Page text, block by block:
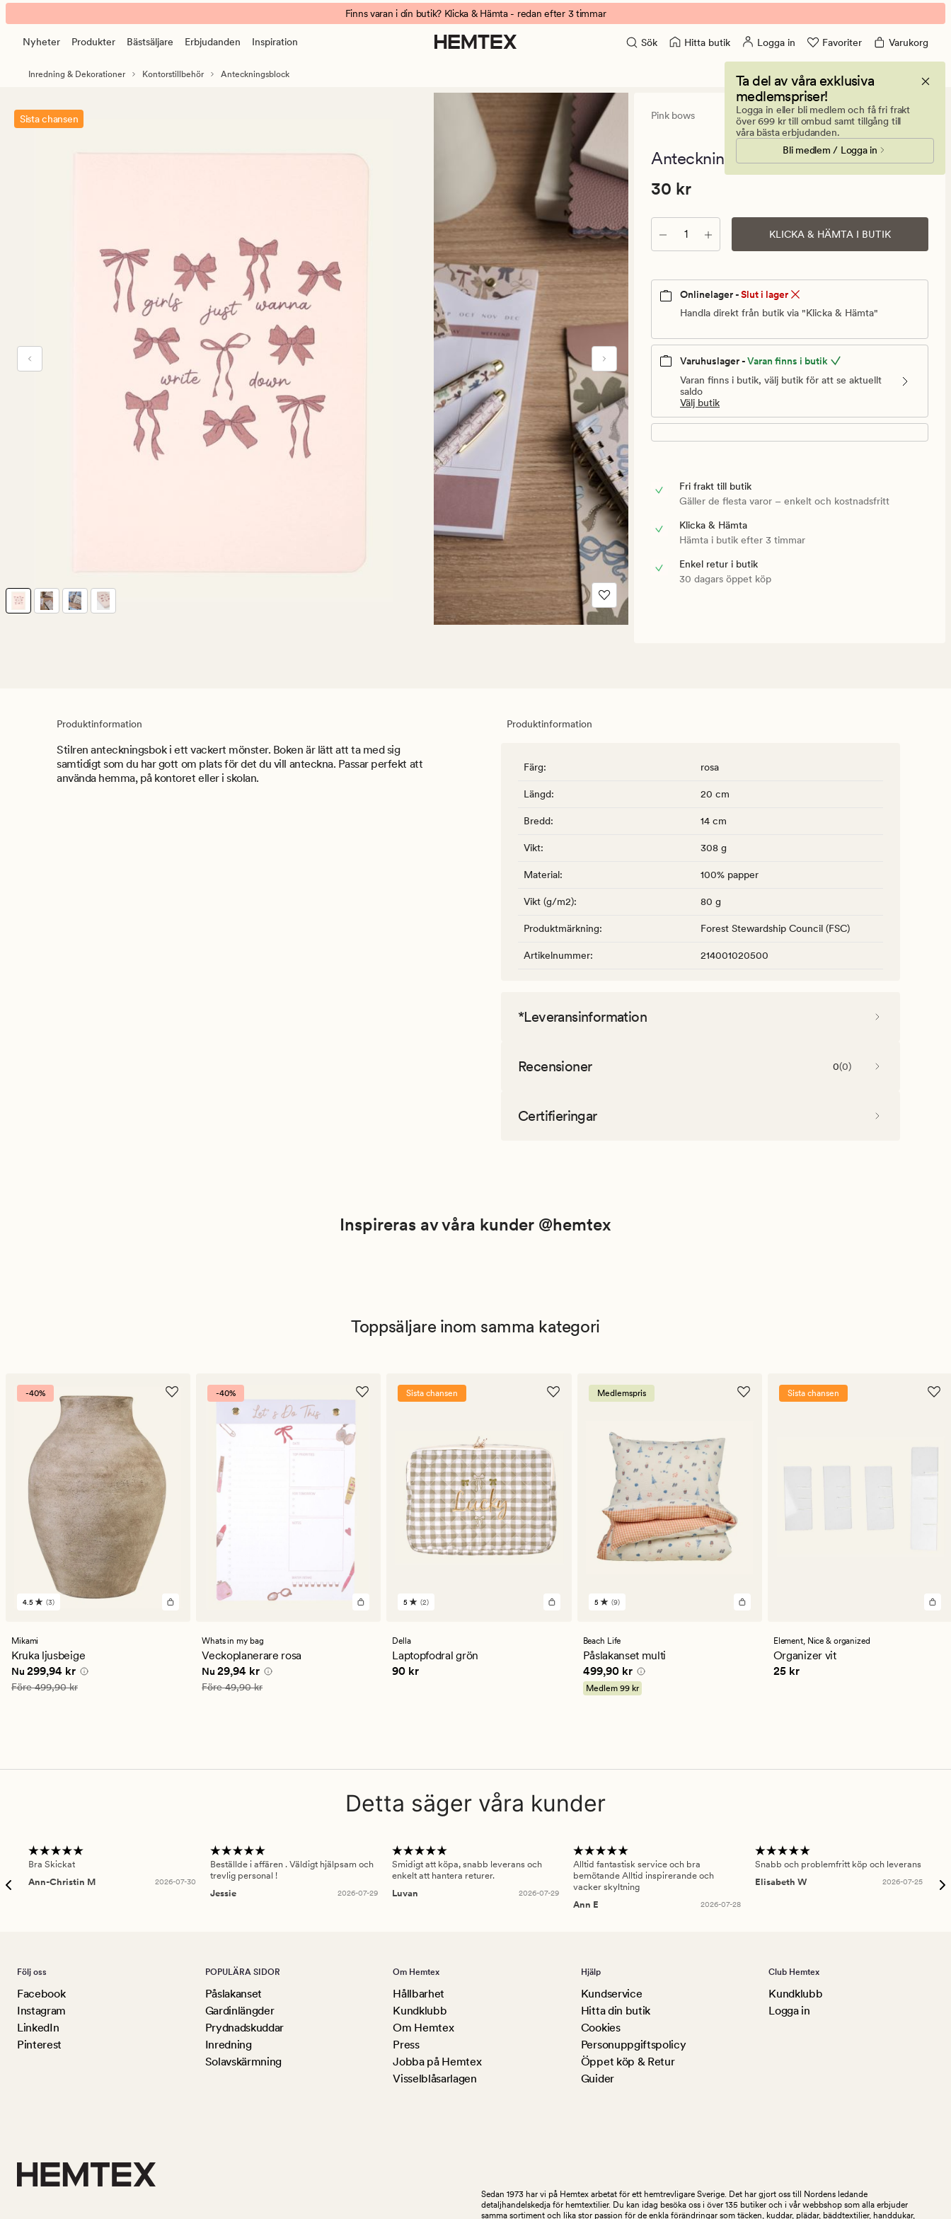
Pink
bows
anteckningsblock
banner.
Klicka
ESCAPE
att
pausa.
Finns varan i din butik? Klicka & Hämta - redan efter 3 timmar
Nyheter Produkter Bästsäljare Erbjudanden Inspiration Sök Hitta butik Logga in Favoriter Varukorg
Ta del av våra exklusiva
medlemspriser!
Logga in eller bli medlem och få fri frakt
över 699 kr till ombud samt tillgång till
våra bästa erbjudanden.
Bli medlem / Logga in
Inredning & Dekorationer Kontorstillbehör Anteckningsblock
Sista chansen Pink bows
0
med
betyg
0
Anteckningsblock rosa - 14x20cm
Pris
kr.
Ordinarie
pris
kr
Pris 30 kr
30 kr
Antal KLICKA & HÄMTA I BUTIK
Onlinelager -Slut i lager
Handla direkt från butik via "Klicka & Hämta"
Varuhuslager -Varan finns i butik
Varan finns i butik, välj butik för att se aktuellt
saldo
Välj butik
Fri frakt till butik
Gäller de flesta varor – enkelt och kostnadsfritt
Klicka & Hämta
Hämta i butik efter 3 timmar
Enkel retur i butik
30 dagars öppet köp
Produktinformation
Stilren anteckningsbok i ett vackert mönster. Boken är lätt att ta med sig
samtidigt som du har gott om plats för det du vill anteckna. Passar perfekt att
använda hemma, på kontoret eller i skolan.
Produktinformation
Färg: rosa
Längd: 20 cm
Bredd: 14 cm
Vikt: 308 g
Material: 100% papper
Vikt (g/m2): 80 g
Produktmärkning: Forest Stewardship Council (FSC)
Artikelnummer: 214001020500
*Leveransinformation
Recensioner 0(0)
Certifieringar
Inspireras av våra kunder @hemtex
Toppsäljare inom samma kategori
-40%
3
ett
genomsnittligt
betyg
på
4.5
4.5 (3)
Mikami
Kruka ljusbeige
Nuvarande pris
Nu 299,94 kr
Ordinarie pris 499,90 kr
Före499,90 kr
-40%
Whats in my bag
Veckoplanerare rosa
Nuvarande pris
Nu 29,94 kr
Ordinarie pris
Före49,90 kr
Sista chansen
2
ett
genomsnittligt
betyg
på
5 (2)
Della
Laptopfodral grön
Pris 90 kr
90 kr
Medlemspris
9
ett
genomsnittligt
betyg
på
5
5 (9)
Beach Life
Påslakanset multi
Pris 499,90 kr
499,90 kr
Medlem 99 kr
Sista chansen
Element, Nice & organized
Organizer vit
Pris 25 kr
25 kr
Detta säger våra kunder
Bra Skickat
Ann-Christin M
2026-07-30
Beställde i affären . Väldigt hjälpsam och
trevlig personal !
Jessie
2026-07-29
Smidigt att köpa, snabb leverans och
enkelt att hantera returer.
Luvan
2026-07-29
Alltid fantastisk service och bra
bemötande Alltid inspirerande och
vacker skyltning
Ann E
2026-07-28
Snabb och problemfritt köp och leverans
Elisabeth W
2026-07-25
Följ oss
Facebook
Instagram
LinkedIn
Pinterest
POPULÄRA SIDOR
Påslakanset
Gardinlängder
Prydnadskuddar
Inredning
Solavskärmning
Om Hemtex
Hållbarhet
Kundklubb
Om Hemtex
Press
Jobba på Hemtex
Visselblåsarlagen
Hjälp
Kundservice
Hitta din butik
Cookies
Personuppgiftspolicy
Öppet köp & Retur
Guider
Club Hemtex
Kundklubb
Logga in
Sedan 1973 har vi på Hemtex arbetat för ett hemtrevligare Sverige. Det har gjort oss till Nordens ledande
detaljhandelskedja för hemtextilier. Du kan idag besöka oss i över 135 butiker och i vår webbshop som alla erbjuder
samma sortiment och lika stor passion för de enkla förändringar som täcken, kuddar, plädar, bäddtextilier, handdukar,